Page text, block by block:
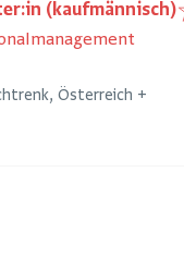
(kaufmännisch)
Österreich +